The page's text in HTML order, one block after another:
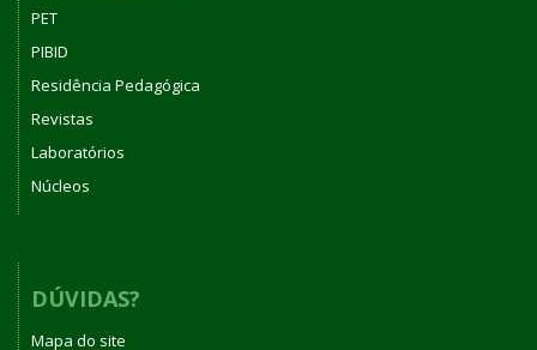
PET
PIBID
Residência Pedagógica
Revistas
Laboratórios
Núcleos
DÚVIDAS?
Mapa do site